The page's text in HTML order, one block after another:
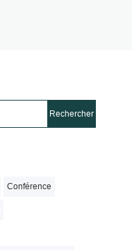
Conférence